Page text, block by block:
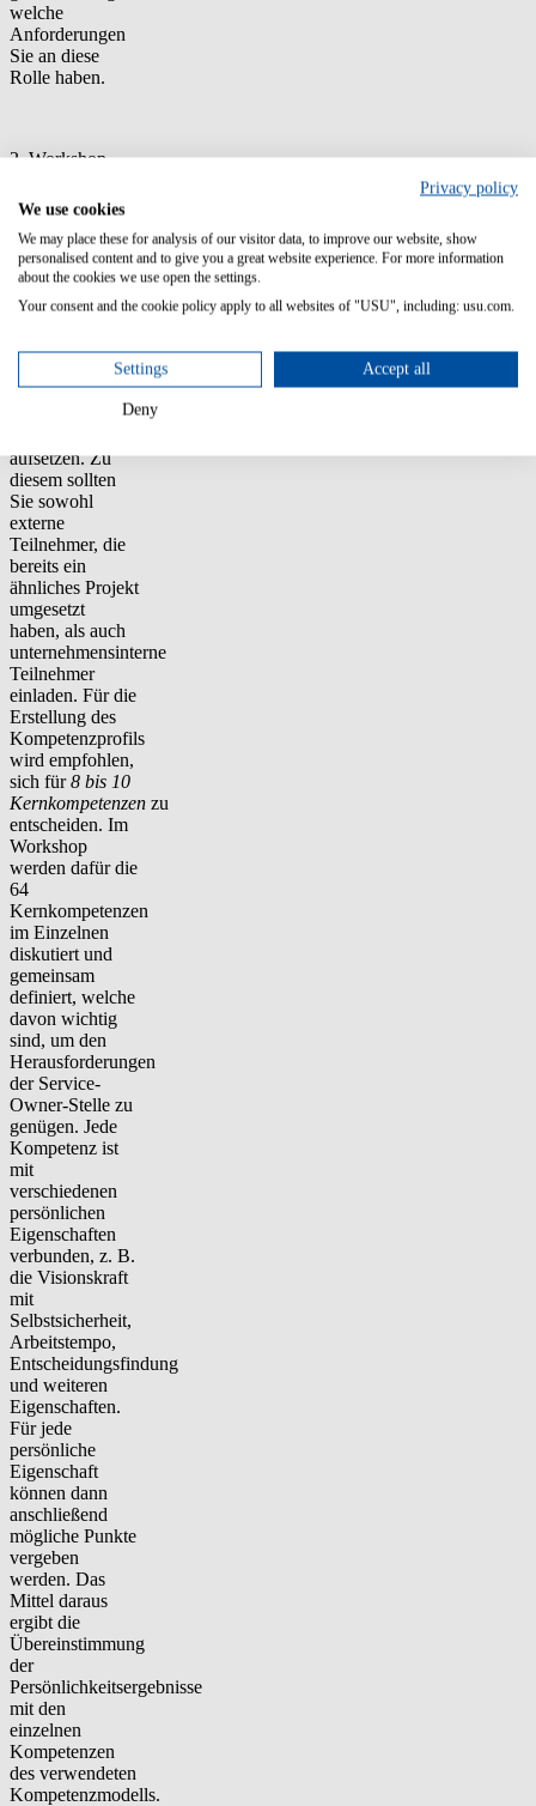
welche
Anforderungen
Sie an diese
Rolle haben.
2. Workshop
Egal ob Sie ein
Tool nutzen oder
ein eigenes
Modell
erarbeiten und
möchten, sollten
Workshop zur
aufsetzen. Zu
diesem sollten
Sie sowohl
externe
Teilnehmer, die
bereits ein
ähnliches Projekt
umgesetzt
haben, als auch
unternehmensinterne
Teilnehmer
einladen. Für die
Erstellung des
Kompetenzprofils
wird empfohlen,
sich für 8 bis 10
Kernkompetenzen zu
entscheiden. Im
Workshop
werden dafür die
64
Kernkompetenzen
im Einzelnen
diskutiert und
gemeinsam
definiert, welche
davon wichtig
sind, um den
Herausforderungen
der Service-
Owner-Stelle zu
genügen. Jede
Kompetenz ist
mit
verschiedenen
persönlichen
Eigenschaften
verbunden, z. B.
die Visionskraft
mit
Selbstsicherheit,
Arbeitstempo,
Entscheidungsfindung
und weiteren
Eigenschaften.
Für jede
persönliche
Eigenschaft
können dann
anschließend
mögliche Punkte
vergeben
werden. Das
Mittel daraus
ergibt die
Übereinstimmung
der
Persönlichkeitsergebnisse
mit den
einzelnen
Kompetenzen
des verwendeten
Kompetenzmodells.
Privacy policy
We use cookies
We may place these for analysis of our visitor data, to improve our website, show
personalised content and to give you a great website experience. For more information
about the cookies we use open the settings.
Your consent and the cookie policy apply to all websites of "USU", including: usu.com.
Settings Accept all
Deny